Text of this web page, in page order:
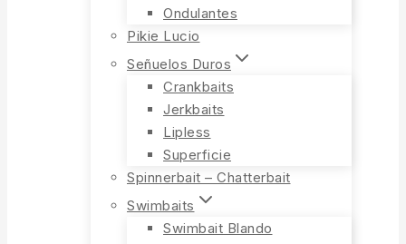
Ondulantes
Pikie Lucio
Señuelos Duros
Crankbaits
Jerkbaits
Lipless
Superficie
Spinnerbait – Chatterbait
Swimbaits
Swimbait Blando